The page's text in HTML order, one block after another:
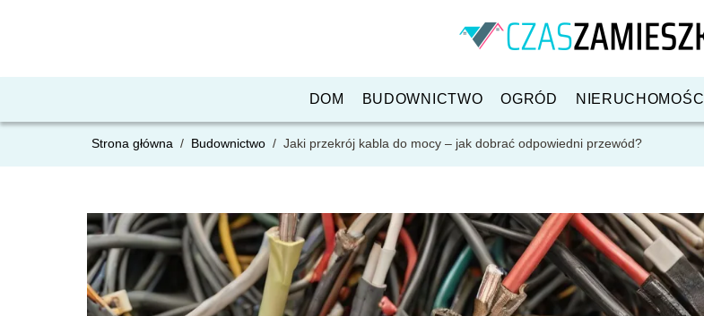
DOM BUDOWNICTWO OGRÓD NIERUCHOMOŚCI
Strona główna / Budownictwo / Jaki przekrój kabla do mocy – jak dobrać odpowiedni przewód?